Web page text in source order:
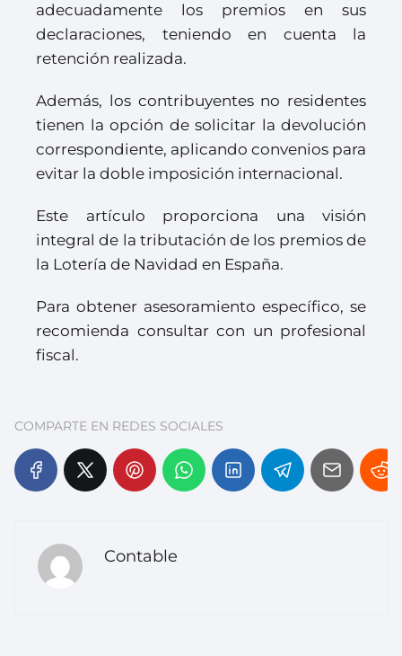
adecuadamente los premios en sus
declaraciones, teniendo en cuenta la
retención realizada.
Además, los contribuyentes no residentes
tienen la opción de solicitar la devolución
correspondiente, aplicando convenios para
evitar la doble imposición internacional.
Este artículo proporciona una visión
integral de la tributación de los premios de
la Lotería de Navidad en España.
Para obtener asesoramiento específico, se
recomienda consultar con un profesional
fiscal.
COMPARTE EN REDES SOCIALES
Contable